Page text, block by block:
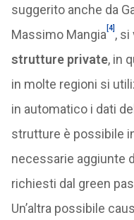
suggerito anche da
Massimo Mangia [4] ,
strutture private, in
in molte regioni si
in automatico i dati
strutture è possibile
necessarie aggiunte
richiesti dal green
Un’altra possibile